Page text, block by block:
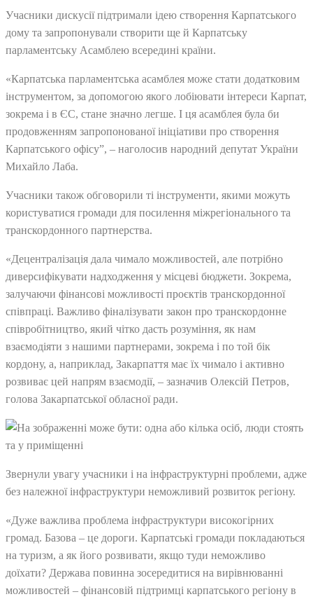
Учасники дискусії підтримали ідею створення Карпатського
дому та запропонували створити ще й Карпатську
парламентську Асамблею всередині країни.
«Карпатська парламентська асамблея може стати додатковим
інструментом, за допомогою якого лобіювати інтереси Карпат,
зокрема і в ЄС, стане значно легше. І ця асамблея була би
продовженням запропонованої ініціативи про створення
Карпатського офісу”, – наголосив народний депутат України
Михайло Лаба.
Учасники також обговорили ті інструменти, якими можуть
користуватися громади для посилення міжрегіонального та
транскордонного партнерства.
«Децентралізація дала чимало можливостей, але потрібно
диверсифікувати надходження у місцеві бюджети. Зокрема,
залучаючи фінансові можливості проєктів транскордонної
співпраці. Важливо фіналізувати закон про транскордонне
співробітництво, який чітко дасть розуміння, як нам
взаємодіяти з нашими партнерами, зокрема і по той бік
кордону, а, наприклад, Закарпаття має їх чимало і активно
розвиває цей напрям взаємодії, – зазначив Олексій Петров,
голова Закарпатської обласної ради.
Звернули увагу учасники і на інфраструктурні проблеми, адже
без належної інфраструктури неможливий розвиток регіону.
«Дуже важлива проблема інфраструктури високогірних
громад. Базова – це дороги. Карпатські громади покладаються
на туризм, а як його розвивати, якщо туди неможливо
доїхати? Держава повинна зосередитися на вирівнюванні
можливостей – фінансовій підтримці карпатського регіону в